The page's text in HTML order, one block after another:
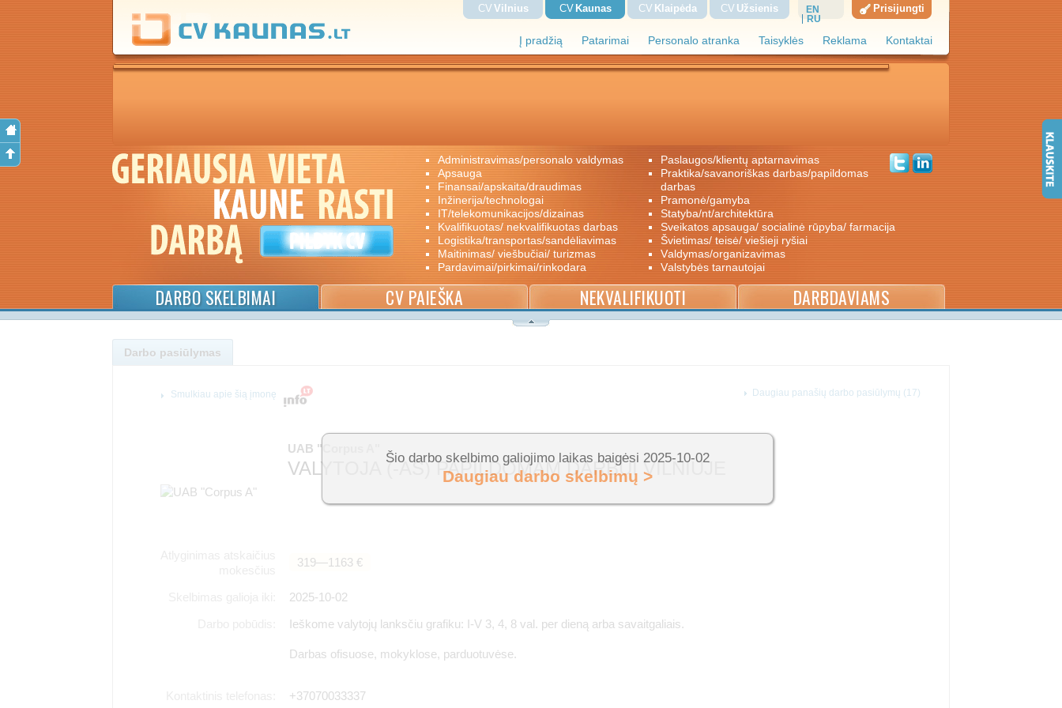
Į pradžią Patarimai Personalo atranka Taisyklės Reklama Kontaktai
CV Vilnius CV Kaunas CV Klaipėda CV Užsienis
EN
RU
Prisijungti
administravimas/personalo valdymas
apsauga
finansai/apskaita/draudimas
inžinerija/technologai
IT/telekomunikacijos/dizainas
kvalifikuotas/ nekvalifikuotas darbas
logistika/transportas/sandėliavimas
maitinimas/ viešbučiai/ turizmas
pardavimai/pirkimai/rinkodara
paslaugos/klientų aptarnavimas
praktika/savanoriškas darbas/papildomas
darbas
pramonė/gamyba
statyba/nt/architektūra
sveikatos apsauga/ socialinė rūpyba/ farmacija
švietimas/ teisė/ viešieji ryšiai
valdymas/organizavimas
valstybės tarnautojai
DARBO SKELBIMAI CV PAIEŠKA NEKVALIFIKUOTI DARBDAVIAMS
Darbo pasiūlymas
UAB "Corpus A"
VALYTOJA (-AS) PAPILDOMAM DARBUI VILNIUJE
319―1163 €
2025-10-02
Ieškome valytojų lanksčiu grafiku: I-V 3, 4, 8 val. per dieną arba savaitgaliais.
Darbas ofisuose, mokyklose, parduotuvėse.
+37070033337
Daugiau panašių darbo pasiūlymų (17)
Smulkiau apie šią įmonę
Šio darbo skelbimo galiojimo laikas baigėsi 2025-10-02
Daugiau darbo skelbimų >